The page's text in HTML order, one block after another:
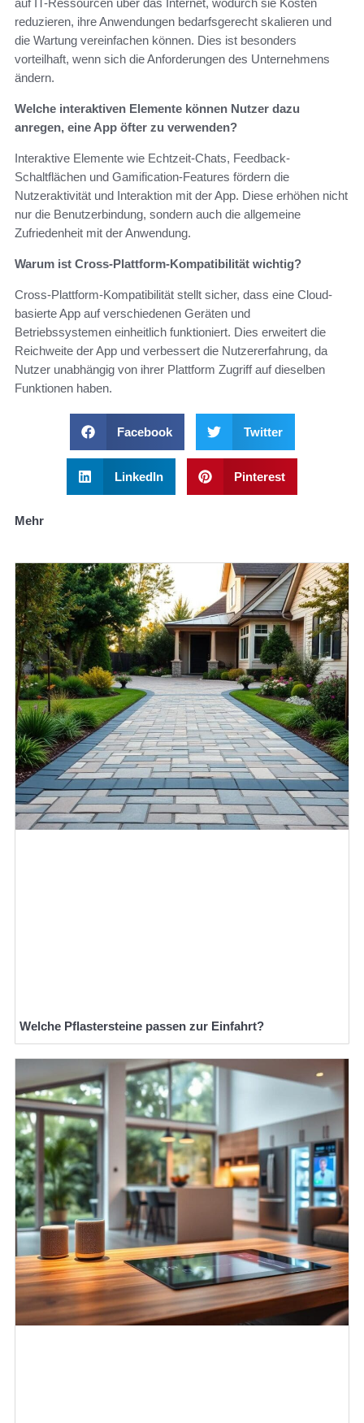
auf IT-Ressourcen über das Internet, wodurch sie Kosten
reduzieren, ihre Anwendungen bedarfsgerecht skalieren und
die Wartung vereinfachen können. Dies ist besonders
vorteilhaft, wenn sich die Anforderungen des Unternehmens
ändern.
Welche interaktiven Elemente können Nutzer dazu
anregen, eine App öfter zu verwenden?
Interaktive Elemente wie Echtzeit-Chats, Feedback-
Schaltflächen und Gamification-Features fördern die
Nutzeraktivität und Interaktion mit der App. Diese erhöhen nicht
nur die Benutzerbindung, sondern auch die allgemeine
Zufriedenheit mit der Anwendung.
Warum ist Cross-Plattform-Kompatibilität wichtig?
Cross-Plattform-Kompatibilität stellt sicher, dass eine Cloud-
basierte App auf verschiedenen Geräten und
Betriebssystemen einheitlich funktioniert. Dies erweitert die
Reichweite der App und verbessert die Nutzererfahrung, da
Nutzer unabhängig von ihrer Plattform Zugriff auf dieselben
Funktionen haben.
Facebook Twitter
LinkedIn Pinterest
Mehr
Welche Pflastersteine passen zur Einfahrt?